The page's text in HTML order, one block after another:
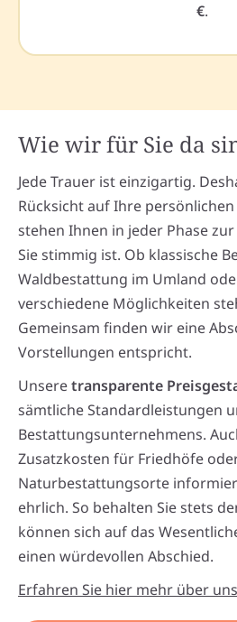
€.
Wie wir für Sie da
Jede Trauer ist einzigartig.
Rücksicht auf Ihre
stehen Ihnen in jeder Phase
Sie stimmig ist. Ob klassische
Waldbestattung im Umland
verschiedene Möglichkeiten
Gemeinsam finden wir eine
Vorstellungen entspricht.
Unseretransparente
sämtliche Standardleistungen
Bestattungsunternehmens.
Zusatzkosten für Friedhöfe
Naturbestattungsorte
ehrlich. So behalten Sie stets
können sich auf das
einen würdevollen Abschied.
Erfahren Sie hier mehr über